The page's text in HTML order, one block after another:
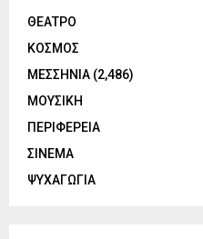
ΘΕΑΤΡΟ
ΚΟΣΜΟΣ
ΜΕΣΣΗΝΙΑ (2,486)
ΜΟΥΣΙΚΗ
ΠΕΡΙΦΕΡΕΙΑ
ΣΙΝΕΜΑ
ΨΥΧΑΓΩΓΙΑ